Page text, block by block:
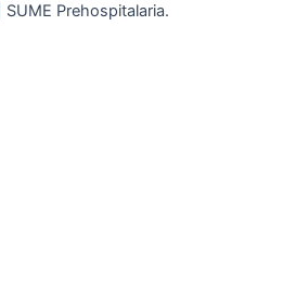
| SUME Prehospitalaria.